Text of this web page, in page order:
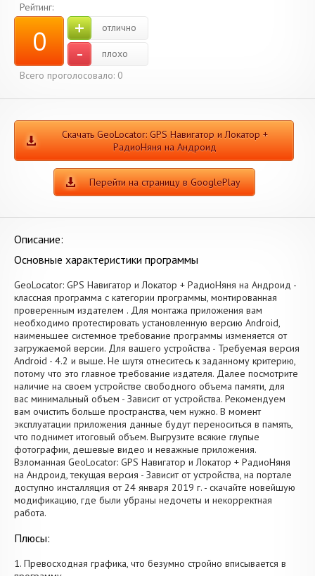
Рейтинг:
0 + отлично
-
плохо
Всего проголосовало: 0
Скачать GeoLocator: GPS Навигатор и Локатор +
РадиоНяня на Андроид
Перейти на страницу в GooglePlay
Описание:
Основные характеристики программы
GeoLocator: GPS Навигатор и Локатор + РадиоНяня на Андроид -
классная программа с категории программы, монтированная
проверенным издателем . Для монтажа приложения вам
необходимо протестировать установленную версию Android,
наименьшее системное требование программы изменяется от
загружаемой версии. Для вашего устройства - Требуемая версия
Android - 4.2 и выше. Не шутя отнеситесь к заданному критерию,
потому что это главное требование издателя. Далее посмотрите
наличие на своем устройстве свободного объема памяти, для
вас минимальный объем - Зависит от устройства. Рекомендуем
вам очистить больше пространства, чем нужно. В момент
эксплуатации приложения данные будут переноситься в память,
что поднимет итоговый объем. Выгрузите всякие глупые
фотографии, дешевые видео и неважные приложения.
Взломанная GeoLocator: GPS Навигатор и Локатор + РадиоНяня
на Андроид, текущая версия - Зависит от устройства, на портале
доступно инсталляция от 24 января 2019 г. - скачайте новейшую
модификацию, где были убраны недочеты и некорректная
работа.
Плюсы:
1. Превосходная графика, что безумно стройно вписывается в